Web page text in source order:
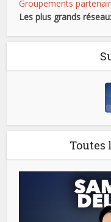
Groupements
Les plus grands
Toutes